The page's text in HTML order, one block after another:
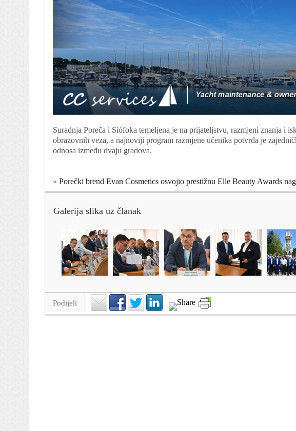
Suradnja Poreča i Siófoka temeljena je na prijateljstvu, razmjeni znanja i
obrazovnih veza, a najnoviji program razmjene učenika potvrda je
odnosa između dvaju gradova.
« Porečki brend Evan Cosmetics osvojio prestižnu Elle Beauty Awards
Galerija slika uz članak
Podijeli